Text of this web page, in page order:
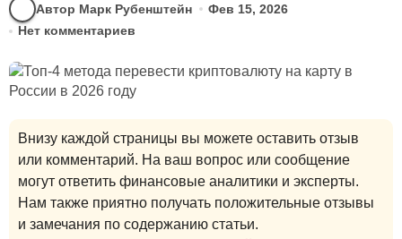
Автор Марк Рубенштейн
Фев 15, 2026
Нет комментариев
Внизу каждой страницы вы можете оставить отзыв
или комментарий. На ваш вопрос или сообщение
могут ответить финансовые аналитики и эксперты.
Нам также приятно получать положительные отзывы
и замечания по содержанию статьи.